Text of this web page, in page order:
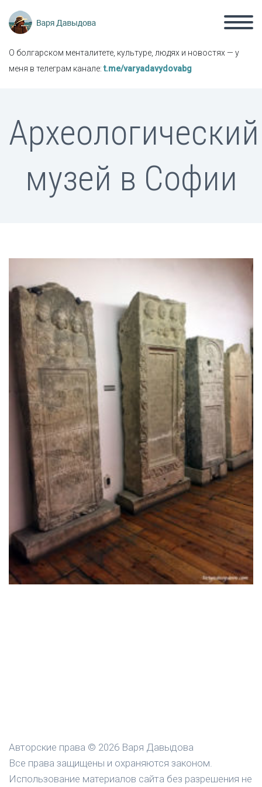
О болгарском менталитете, культуре, людях и новостях — у
меня в телеграм канале:t.me/varyadavydovabg
Археологический
музей в Софии
Авторские права © 2026 Варя Давыдова
Все права защищены и охраняются законом.
Использование материалов сайта без разрешения не